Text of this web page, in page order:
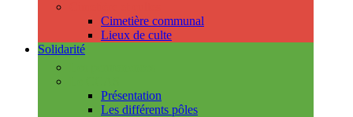
Cimetière communal
Lieux de culte
Solidarité
Présentation
Les différents pôles